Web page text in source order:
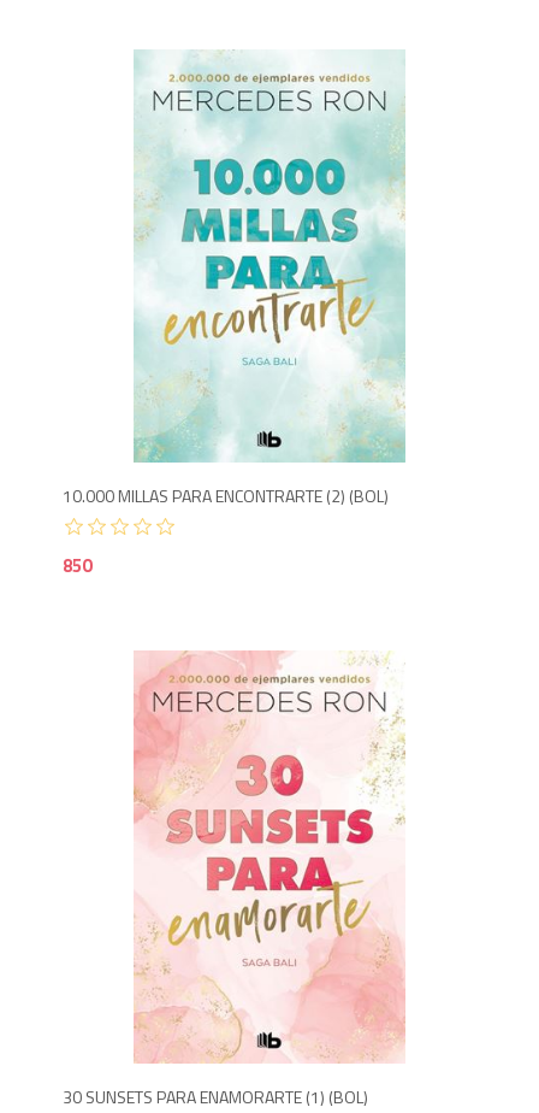
10.000 MILLAS PARA ENCONTRARTE (2) (BOL)
850
30 SUNSETS PARA ENAMORARTE (1) (BOL)